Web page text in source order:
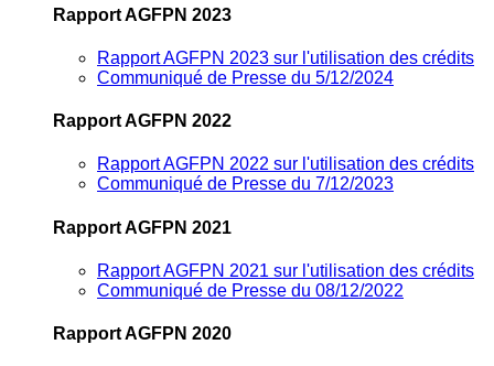
Rapport AGFPN 2023
Rapport AGFPN 2023 sur l'utilisation des crédits
Communiqué de Presse du 5/12/2024
Rapport AGFPN 2022
Rapport AGFPN 2022 sur l'utilisation des crédits
Communiqué de Presse du 7/12/2023
Rapport AGFPN 2021
Rapport AGFPN 2021 sur l'utilisation des crédits
Communiqué de Presse du 08/12/2022
Rapport AGFPN 2020